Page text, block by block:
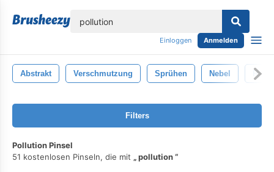
Einloggen Anmelden
Abstrakt Verschmutzung Sprühen Nebel
Filters
Pollution Pinsel
51 kostenlosen Pinseln, die mit
pollution